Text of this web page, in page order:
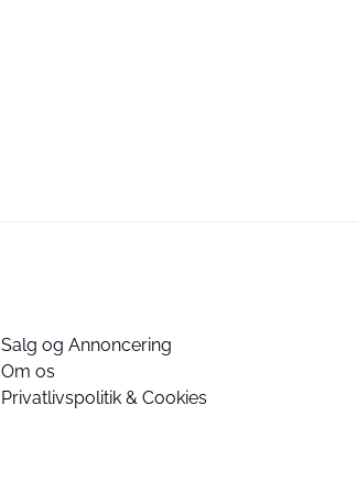
Salg og Annoncering
Om os
Privatlivspolitik & Cookies